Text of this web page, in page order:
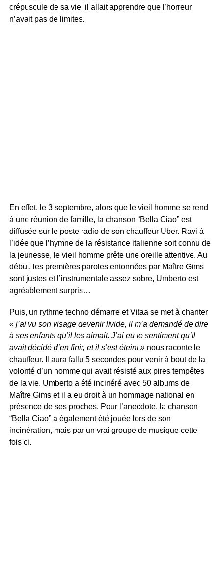
crépuscule de sa vie, il allait apprendre que l’horreur
n’avait pas de limites.
En effet, le 3 septembre, alors que le vieil homme se rend
à une réunion de famille, la chanson “Bella Ciao” est
diffusée sur le poste radio de son chauffeur Uber. Ravi à
l’idée que l’hymne de la résistance italienne soit connu de
la jeunesse, le vieil homme prête une oreille attentive. Au
début, les premières paroles entonnées par Maître Gims
sont justes et l’instrumentale assez sobre, Umberto est
agréablement surpris…
Puis, un rythme techno démarre et Vitaa se met à chanter
« j’ai vu son visage devenir livide, il m’a demandé de dire
à ses enfants qu’il les aimait. J’ai eu le sentiment qu’il
avait décidé d’en finir, et il s’est éteint »nous raconte le
chauffeur. Il aura fallu 5 secondes pour venir à bout de la
volonté d’un homme qui avait résisté aux pires tempêtes
de la vie. Umberto a été incinéré avec 50 albums de
Maître Gims et il a eu droit à un hommage national en
présence de ses proches. Pour l’anecdote, la chanson
“Bella Ciao” a également été jouée lors de son
incinération, mais par un vrai groupe de musique cette
fois ci.